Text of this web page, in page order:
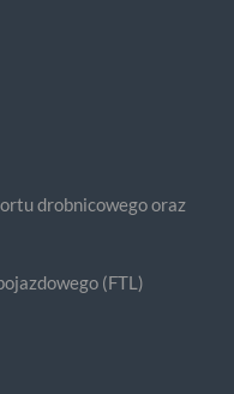
drobnicowego oraz
(FTL)